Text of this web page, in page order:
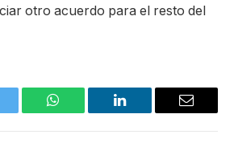
otro acuerdo para el resto del
WhatsApp LinkedIn Email